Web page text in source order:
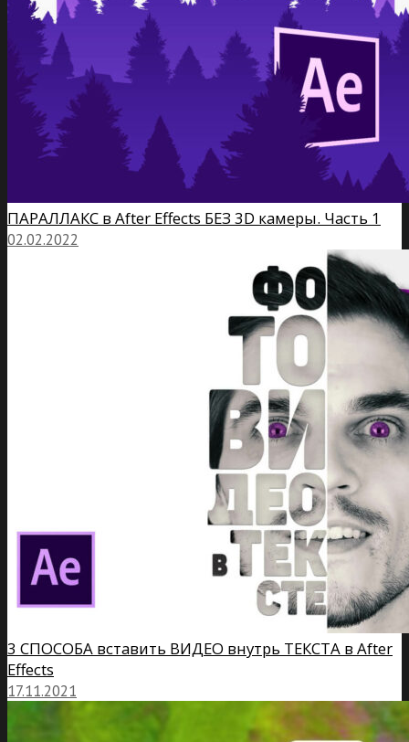
ПАРАЛЛАКС в After Effects БЕЗ 3D камеры. Часть 1
02.02.2022
3 СПОСОБА вставить ВИДЕО внутрь ТЕКСТА в After
Effects
17.11.2021